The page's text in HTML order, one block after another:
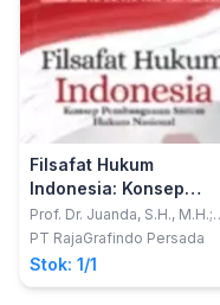
Filsafat Hukum
Indonesia: Konsep
Pembangunan Sistem
Hukum Nasional
Prof. Dr. Juanda, S.H., M.H.;
Ogiandhafiz Juanda, S.H.,
LL.M., C.L.A., C.P.Arb., C.M.L.,
C.Me., C.M.L.C.
PT RajaGrafindo Persada
Stok: 1/1